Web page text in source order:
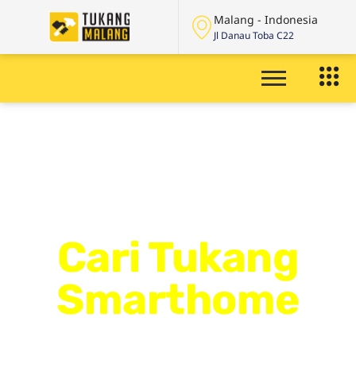
Malang - Indonesia
Jl Danau Toba C22
Cari Tukang
Smarthome